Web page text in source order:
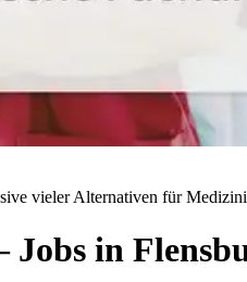
vieler Alternativen für
Jobs in